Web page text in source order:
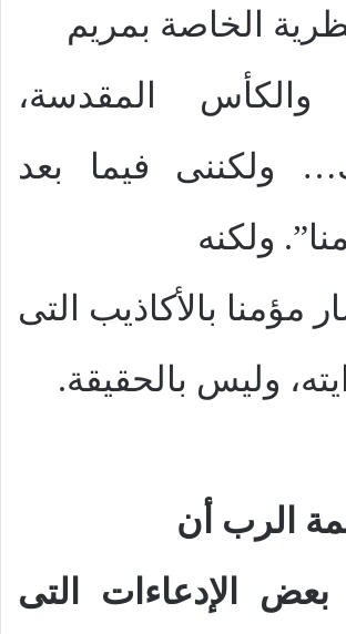
الخاصة بمريم
والكأس المقدسة،
ولكننى فيما بعد
ولكنه
مؤمنا بالأكاذيب التى
وليس بالحقيقة.
الرب أن
الإدعاءات التى